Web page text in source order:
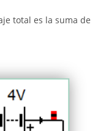
total es la suma de